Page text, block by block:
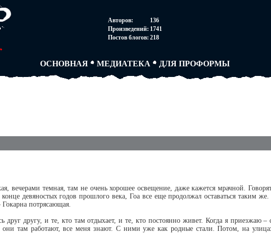
Авторов:
136
Произведений: 1741
Постов блогов: 218
ОСНОВНАЯ МЕДИАТЕКА
ПАРТНЕРСТВО
ТВОРЧЕСКИЕ ГРУППЫ
ДЛЯ ПРОФОРМЫ
АВТОРСКОЕ ПРАВО
вечерами темная, там не очень хорошее освещение, даже кажется мрачной.
девяностых годов прошлого века, Гоа все еще продолжал оставаться таким
потрясающая.
друг другу, и те, кто там отдыхает, и те, кто постоянно живет. Когда я приезжаю
они там работают, все меня знают. С ними уже как родные стали. Потом, на